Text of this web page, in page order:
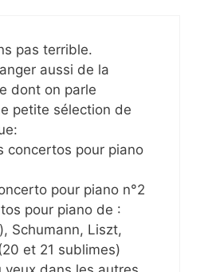
pas terrible.
aussi de la
dont on parle
petite sélection de
concertos pour piano
pour piano n°2
pour piano de :
Schumann, Liszt,
et 21 sublimes)